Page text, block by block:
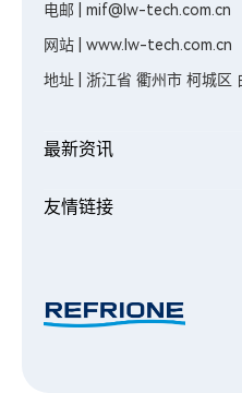
电邮 | mif@lw-tech.com.cn
网站 | www.lw-tech.com.cn
地址 | 浙江省 衢州市 柯城区
最新资讯
友情链接